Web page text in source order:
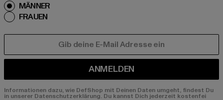
MÄNNER
FRAUEN
ANMELDEN
Informationen dazu, wie DefShop mit Deinen Daten umgeht, findest Du
in unserer Datenschutzerklärung. Du kannst Dich jederzeit kostenfei